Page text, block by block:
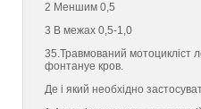
2 Меншим 0,5
3 В межах 0,5-1,0
35.Травмований мотоциклiст
фонтануe кров.
Де i який необхiдно